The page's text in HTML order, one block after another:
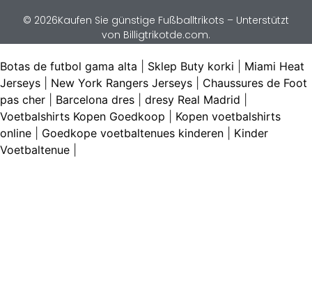
© 2026Kaufen Sie günstige Fußballtrikots – Unterstützt
von Billigtrikotde.com.
Botas de futbol gama alta Sklep Buty korki
Miami Heat
Jerseys
New York Rangers Jerseys
Chaussures de Foot
pas cher
Barcelona dres dresy Real Madrid
Voetbalshirts Kopen Goedkoop
Kopen voetbalshirts
online
Goedkope voetbaltenues kinderen
Kinder
Voetbaltenue